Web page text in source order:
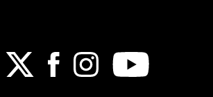
X FacebookInstagramYoutube